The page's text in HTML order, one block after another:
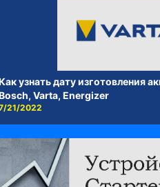
узнать дату изготовления
Varta, Energizer
21/2022